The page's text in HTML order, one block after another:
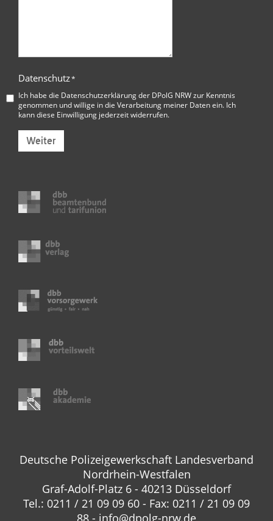
Datenschutz*
Ich habe die Datenschutzerklärung der DPolG NRWzur Kenntnis
genommen und willige in die Verarbeitung meiner Daten ein. Ich
kann diese Einwilligung jederzeit widerrufen.
Weiter
Deutsche Polizeigewerkschaft Landesverband
Nordrhein-Westfalen
Graf-Adolf-Platz 6 - 40213 Düsseldorf
Tel.: 0211 / 21 09 09 60 - Fax: 0211 / 21 09 09
88 - info@dpolg-nrw.de